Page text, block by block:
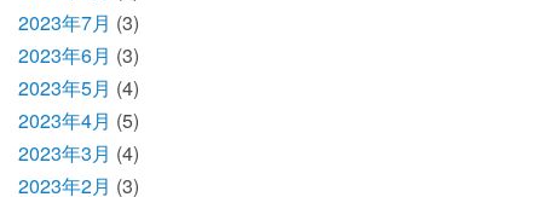
2023年7月 (3)
2023年6月 (3)
2023年5月 (4)
2023年4月 (5)
2023年3月 (4)
2023年2月 (3)